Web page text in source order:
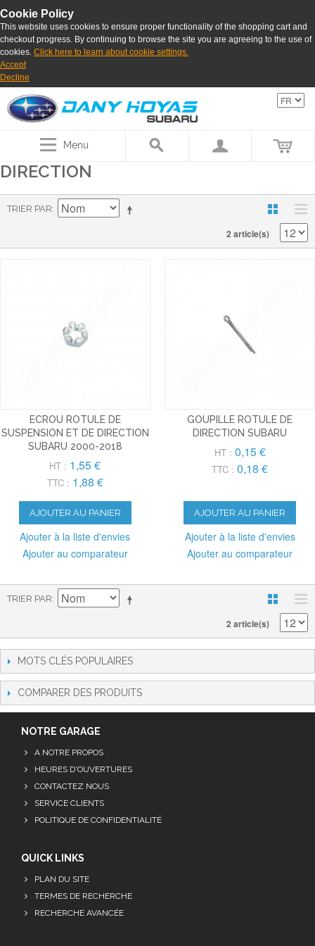
Cookie Policy
This website uses cookies to ensure proper functionality of the shopping cart and
checkout progress. By continuing to browse the site you are agreeing to the use of
cookies. Click here to learn about cookie settings.
Accept
Decline
Menu
DIRECTION
TRIER PAR
2 article(s)
ECROU ROTULE DE
SUSPENSION ET DE DIRECTION
SUBARU 2000-2018
HT : 1,55 €
TTC : 1,88 €
AJOUTER AU PANIER
Ajouter à la liste d'envies
Ajouter au comparateur
GOUPILLE ROTULE DE
DIRECTION SUBARU
HT : 0,15 €
TTC : 0,18 €
AJOUTER AU PANIER
Ajouter à la liste d'envies
Ajouter au comparateur
TRIER PAR
2 article(s)
MOTS CLÉS POPULAIRES
COMPARER DES PRODUITS
NOTRE GARAGE
A NOTRE PROPOS
HEURES D'OUVERTURES
CONTACTEZ NOUS
SERVICE CLIENTS
POLITIQUE DE CONFIDENTIALITÉ
QUICK LINKS
PLAN DU SITE
TERMES DE RECHERCHE
RECHERCHE AVANCÉE